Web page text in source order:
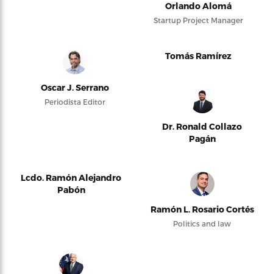
Orlando Alomá
Startup Project Manager
Oscar J. Serrano
Periodista Editor
Tomás Ramírez
Dr. Ronald Collazo
Pagán
Lcdo. Ramón Alejandro
Pabón
Ramón L. Rosario Cortés
Politics and law